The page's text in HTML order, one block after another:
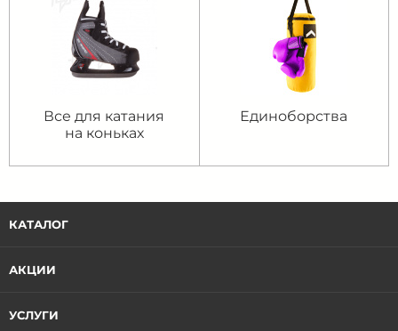
Все для катания
на коньках
Единоборства
КАТАЛОГ
АКЦИИ
УСЛУГИ